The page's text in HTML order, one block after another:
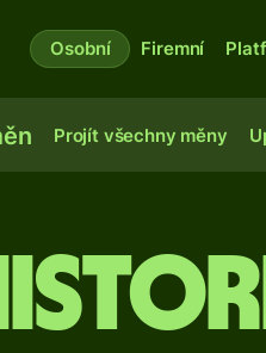
Osobní Firemní
Projít všechny měny